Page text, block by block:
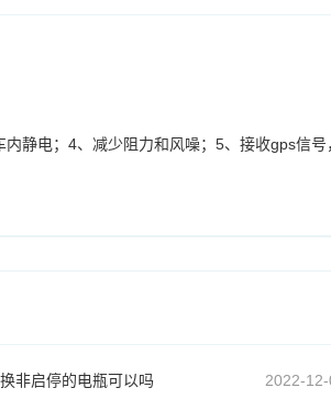
静电；4、减少阻力和风噪；5、接收gps信号
非启停的电瓶可以吗 2022-